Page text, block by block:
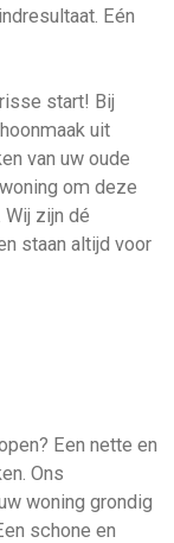
Eén
start! Bij
uit
van uw oude
om deze
Wij zijn dé
staan altijd voor
Een nette en
Ons
woning grondig
schone en